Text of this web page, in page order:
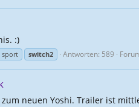
:)
sport switch2 Antworten: 589
neuen Yoshi. Trailer ist